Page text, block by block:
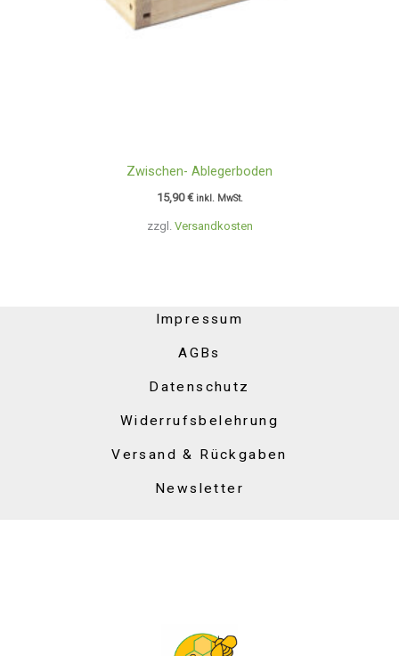
zzgl. Versandkosten
Zwischen- Ablegerboden
15,90€ inkl. MwSt.
Impressum
AGBs
Datenschutz
Widerrufsbelehrung
Versand & Rückgaben
Newsletter